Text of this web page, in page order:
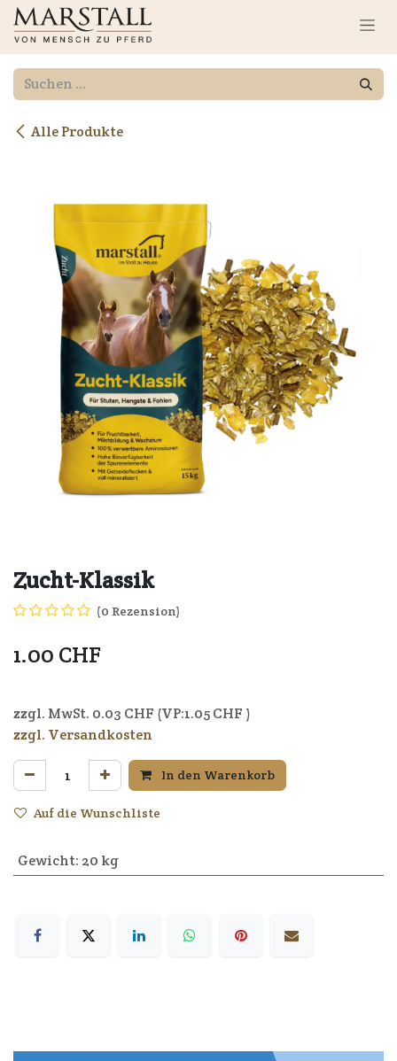
Zum Inhalt springen
Alle Produkte
Zucht-Klassik
(0 Rezension)
1.00 CHF
zzgl. MwSt. 0.03 CHF (VP:1.05CHF )
zzgl. Versandkosten
In den Warenkorb
Auf die Wunschliste
Gewicht: 20 kg